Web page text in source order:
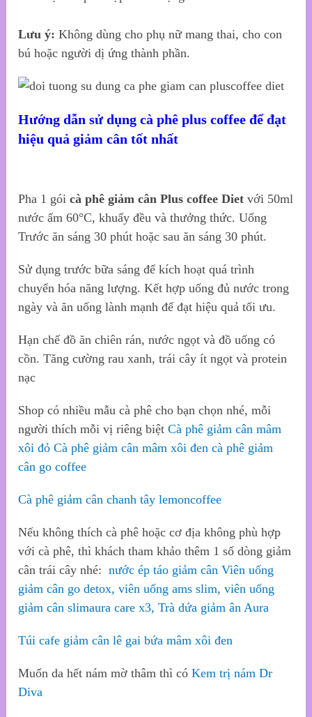
Lưu ý: Không dùng cho phụ nữ mang thai, cho con
bú hoặc người dị ứng thành phần.
Hướng dẫn sử dụng cà phê plus coffee để đạt
hiệu quả giảm cân tốt nhất
Pha 1 góicà phê giảm cân Plus coffee Diet với 50ml
nước ấm 60°C, khuấy đều và thưởng thức. Uống
Trước ăn sáng 30 phút hoặc sau ăn sáng 30 phút.
Sử dụng trước bữa sáng để kích hoạt quá trình
chuyển hóa năng lượng. Kết hợp uống đủ nước trong
ngày và ăn uống lành mạnh để đạt hiệu quả tối ưu.
Hạn chế đồ ăn chiên rán, nước ngọt và đồ uống có
cồn. Tăng cường rau xanh, trái cây ít ngọt và protein
nạc
Shop có nhiều mẫu cà phê cho bạn chọn nhé, mỗi
người thích mỗi vị riêng biệtCà phê giảm cân mâm
xôi đỏ Cà phê giảm cân mâm xôi đen cà phê giảm
cân go coffee
Cà phê giảm cân chanh tây lemoncoffee
Nếu không thích cà phê hoặc cơ địa không phù hợp
với cà phê, thì khách tham khảo thêm 1 số dòng giảm
cân trái cây nhé:nước ép táo giảm cân Viên uống
giảm cân go detox,viên uống ams slim,viên uống
giảm cân slimaura care x3,Trà dứa giảm ân Aura
Túi cafe giảm cân lê gai bứa mâm xôi đen
Muốn da hết nám mờ thâm thì cóKem trị nám Dr
Diva